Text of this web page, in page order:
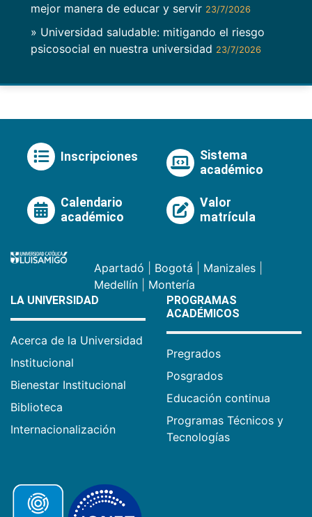
mejor manera de educar y servir 23/7/2026
» Universidad saludable: mitigando el riesgo
psicosocial en nuestra universidad 23/7/2026
Inscripciones
Sistema
académico
Calendario
académico
Valor
matrícula
Apartadó Bogotá Manizales
Medellín
Montería
LA UNIVERSIDAD
Acerca de la Universidad
Institucional
Bienestar Institucional
Biblioteca
Internacionalización
PROGRAMAS
ACADÉMICOS
Pregrados
Posgrados
Educación continua
Programas Técnicos y
Tecnologías